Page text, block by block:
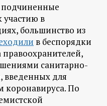
подчиненные
участию в
большинство из
в беспорядки
санитарно-
введенных для
коронавируса. По